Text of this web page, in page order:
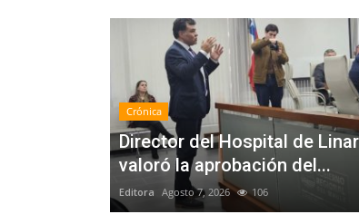
Crónica
Director del Hospital de
valoró la aprobación del...
Editora Agosto 7, 2026 106